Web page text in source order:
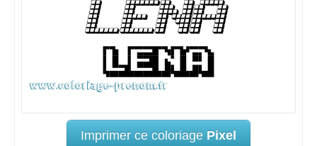
Imprimer ce coloriage Pixel